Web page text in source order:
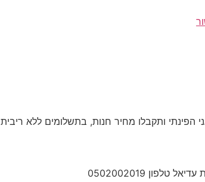
ותקבלו מחיר חנות, בתשלומים ללא ריבית
טלפון 0502002019